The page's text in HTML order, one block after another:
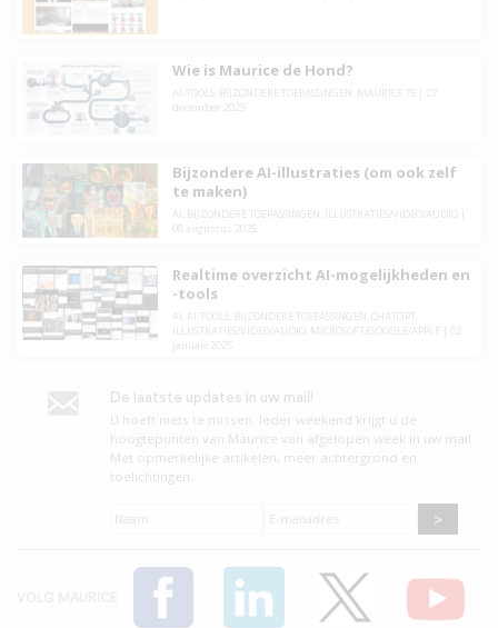
Wie is Maurice de Hond?
AI-TOOLS, BIJZONDERE TOEPASSINGEN MAURICE 75
27
december 2025
Bijzondere AI-illustraties (om ook zelf
te maken)
AI BIJZONDERE TOEPASSINGEN ILLUSTRATIES/VIDEO/AUDIO
08 augustus 2025
Realtime overzicht AI-mogelijkheden en
-tools
AI AI-TOOLS, BIJZONDERE TOEPASSINGEN CHATGPT
ILLUSTRATIES/VIDEO/AUDIO
MICROSOFT/GOOGLE/APPLE
januari 2025
De laatste updates in uw mail!
U hoeft niets te missen. leder weekend krijgt u de
hoogtepunten van Maurice van afgelopen week in uw mail.
Met opmerkelijke artikelen, meer achtergrond en
toelichtingen.
Naam
E-